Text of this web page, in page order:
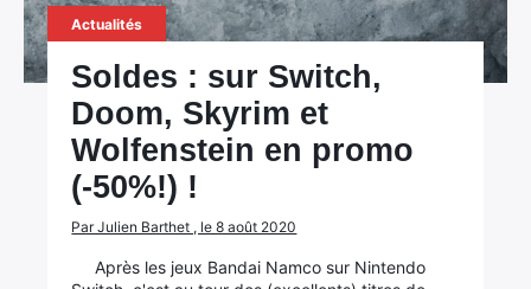
Actualités
Soldes : sur Switch,
Doom, Skyrim et
Wolfenstein en promo
(-50%!) !
Par Julien Barthet , le 8 août 2020
Après les jeux Bandai Namco sur Nintendo